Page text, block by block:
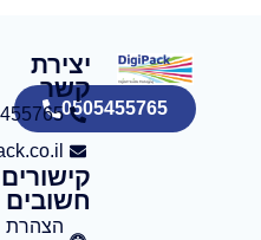
0505455765
יצירת
קשר
קישורים
חשובים
הצהרת